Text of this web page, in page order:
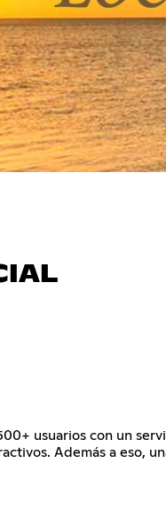
usuarios con un
Además a eso,